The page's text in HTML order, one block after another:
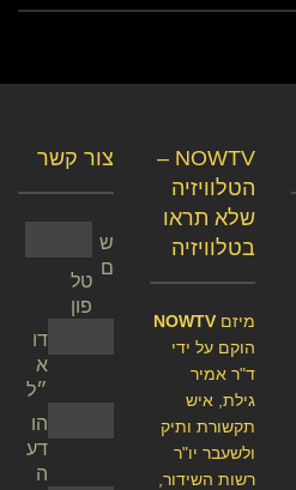
צור קשר
ש
ם
טל
פון
דו
א
״ל
הו
דע
ה
NOWTV –
הטלוויזיה
שלא תראו
בטלוויזיה
מיזם NOWTV
הוקם על ידי
ד"ר אמיר
גילת, איש
תקשורת ותיק
ולשעבר יו"ר
רשות השידור,